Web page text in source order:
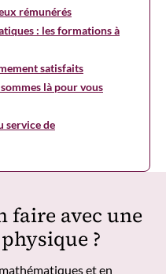
faire avec une
?
et en
rémunérés
: les formations à
satisfaits
là pour vous
service de